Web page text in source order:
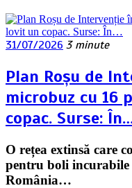
31/07/2026 3 minute
Plan Roșu de
microbuz cu 16
copac. Surse:
O rețea extinsă care
pentru boli
România…